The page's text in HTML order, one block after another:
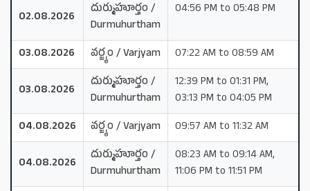
02.08.2026
దుర్ముహూర్తం /
Durmuhurtham
04:56 PM to 05:48 PM
03.08.2026 వర్జ్యం / Varjyam 07:22 AM to 08:59 AM
03.08.2026
దుర్ముహూర్తం /
Durmuhurtham
12:39 PM to 01:31 PM,
03:13 PM to 04:05 PM
04.08.2026
వర్జ్యం / Varjyam 09:57 AM to 11:32 AM
04.08.2026
దుర్ముహూర్తం /
Durmuhurtham
08:23 AM to 09:14 AM,
11:06 PM to 11:51 PM